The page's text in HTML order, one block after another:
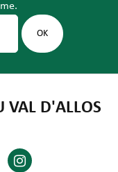
VAL D'ALLOS